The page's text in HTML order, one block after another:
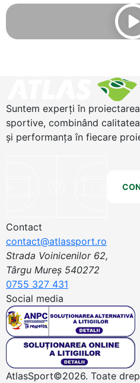
Suntem experți în
sportive, combinând
și performanța în fiecare
Contact
contact@atlassport.ro
Strada Voinicenilor 62,
Târgu Mureș 540272
0755 327 431
Social media
AtlasSport©2026. Toate